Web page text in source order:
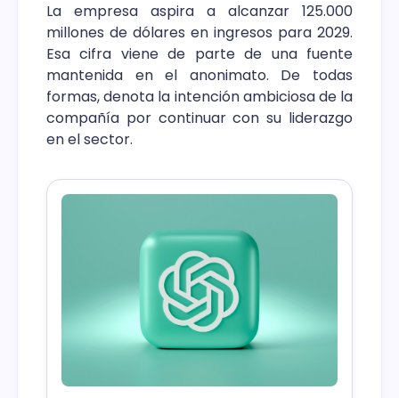
La empresa aspira a alcanzar 125.000
millones de dólares en ingresos para 2029.
Esa cifra viene de parte de una fuente
mantenida en el anonimato. De todas
formas, denota la intención ambiciosa de la
compañía por continuar con su liderazgo
en el sector.